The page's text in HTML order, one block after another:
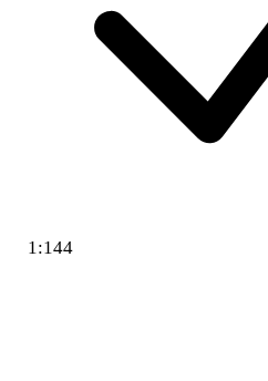
1:144